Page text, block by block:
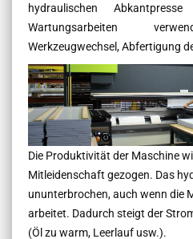
hydraulischen
Wartungsarbeiten
Werkzeugwechsel, Abfertigung
Die Produktivität der Maschine
Mitleidenschaft gezogen. Das
ununterbrochen, auch wenn die
arbeitet. Dadurch steigt der
(Öl zu warm, Leerlauf usw.).